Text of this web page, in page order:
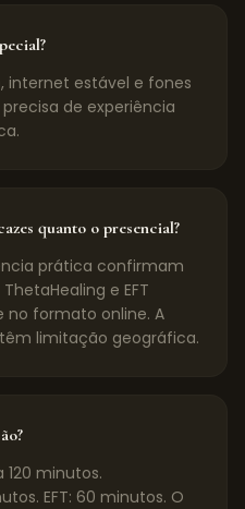
internet estável e fones
de experiência
quanto o presencial?
prática confirmam
e EFT
formato online. A
limitação geográfica.
120 minutos.
EFT: 60 minutos. O